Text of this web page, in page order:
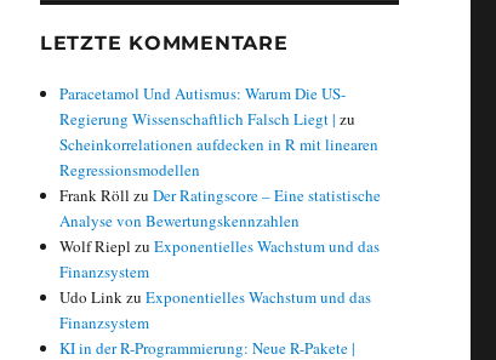
LETZTE KOMMENTARE
Paracetamol Und Autismus: Warum Die US-
Regierung Wissenschaftlich Falsch Liegt | zu
Scheinkorrelationen aufdecken in R mit linearen
Regressionsmodellen
Frank Röll zuDer Ratingscore – Eine statistische
Analyse von Bewertungskennzahlen
Wolf Riepl zuExponentielles Wachstum und das
Finanzsystem
Udo LinkzuExponentielles Wachstum und das
Finanzsystem
KI in der R-Programmierung: Neue R-Pakete |